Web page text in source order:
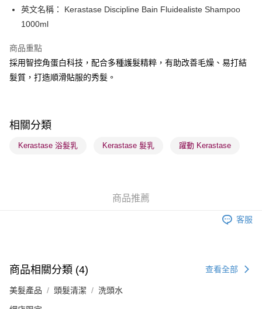
WeChat Pay
送貨方式
順豐自助櫃 - 確認發貨後1-3個工作天送達
順豐站及營業點 - 確認發貨後1-3個工作天送達
(澳門門市) 只顯示可選門市。確認發貨後2-5個工作天到店，3天內
取。逾期會取消訂單，並不會安排重寄
每筆HK$20.00，滿HK$100.00或以上免運費
英文名稱： Kerastase Discipline Bain Fluidealiste Shampoo
1000ml
商品重點
採用智控角蛋白科技，配合多種護髮精粹，有助改善毛燥、易打結
髮質，打造順滑貼服的秀髮。
相關分類
Kerastase 浴髮乳 Kerastase 髮乳 躍動 Kerastase
商品推薦
客服
商品相關分類 (4) 查看全部
美髮產品 頭髮清潔 洗頭水